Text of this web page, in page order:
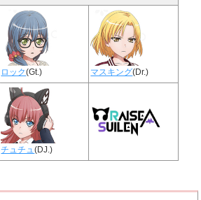
ロック(Gt.) マスキング(Dr.)
チュチュ(DJ.)